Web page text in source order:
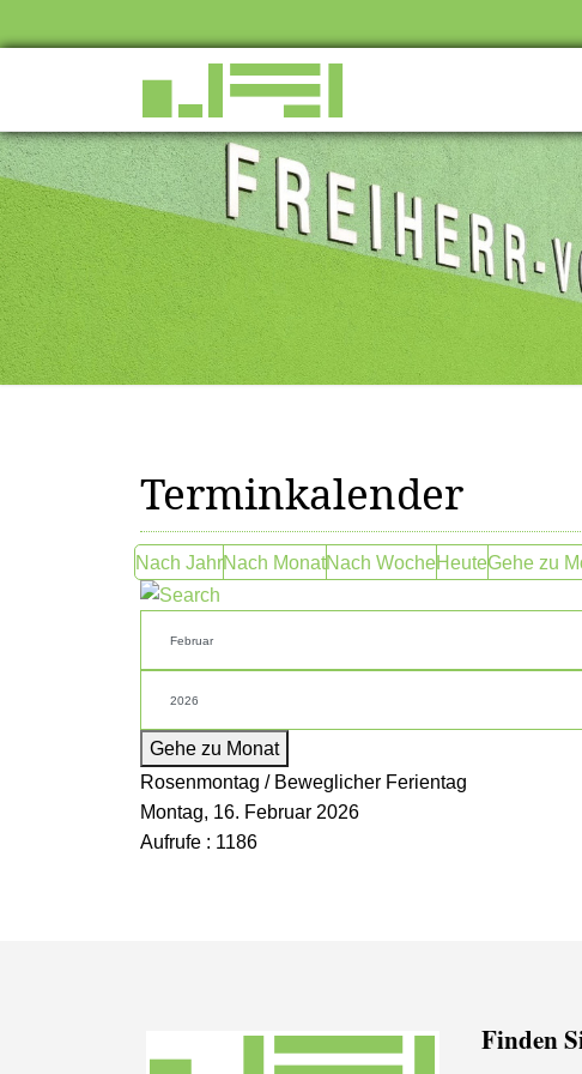
Terminkalender
Nach JahrNach MonatNach WocheHeuteGehe zu
Gehe zu Monat
Rosenmontag / Beweglicher Ferientag
Montag, 16. Februar 2026
Aufrufe : 1186
Finden